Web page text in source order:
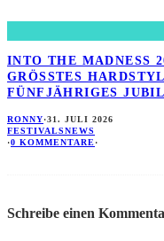
INTO THE MADNESS
GRÖSSTES
ÜNFJÄHRIGES
RONNY·31. JULI 2026
FESTIVALSNEWS
·0 KOMMENTARE·
Schreibe einen